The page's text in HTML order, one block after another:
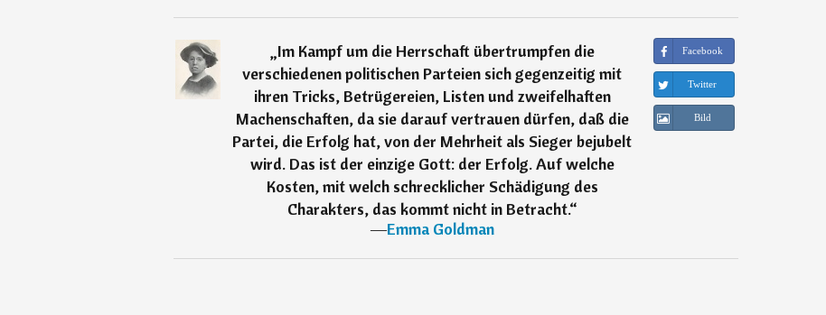
„Im Kampf um die Herrschaft übertrumpfen die
verschiedenen politischen Parteien sich gegenzeitig mit
ihren Tricks, Betrügereien, Listen und zweifelhaften
Machenschaften, da sie darauf vertrauen dürfen, daß die
Partei, die Erfolg hat, von der Mehrheit als Sieger bejubelt
wird. Das ist der einzige Gott: der Erfolg. Auf welche
Kosten, mit welch schrecklicher Schädigung des
Charakters, das kommt nicht in Betracht.“
―Emma Goldman
Facebook
Twitter
Bild